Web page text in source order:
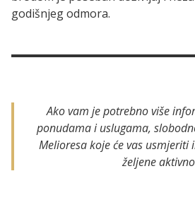
godišnjeg odmora.
Ako vam je potrebno više
ponudama i uslugama,
Melioresa koje će vas usmjeriti
željene